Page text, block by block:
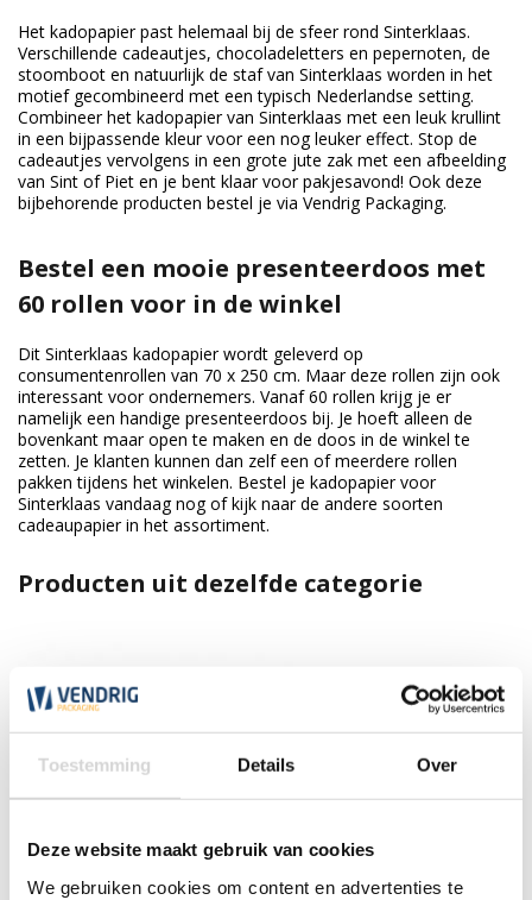
Toestemming Details Over
Deze website maakt gebruik van cookies
We gebruiken cookies om content en advertenties te
Het kadopapier past helemaal bij de sfeer rond Sinterklaas.
Verschillende cadeautjes, chocoladeletters en pepernoten, de
stoomboot en natuurlijk de staf van Sinterklaas worden in het
motief gecombineerd met een typisch Nederlandse setting.
Combineer het kadopapier van Sinterklaas met een leuk krullint
in een bijpassende kleur voor een nog leuker effect. Stop de
cadeautjes vervolgens in een grote jute zak met een afbeelding
van Sint of Piet en je bent klaar voor pakjesavond! Ook deze
bijbehorende producten bestel je via Vendrig Packaging.
Bestel een mooie presenteerdoos met
60 rollen voor in de winkel
Dit Sinterklaas kadopapier wordt geleverd op
consumentenrollen van 70 x 250 cm. Maar deze rollen zijn ook
interessant voor ondernemers. Vanaf 60 rollen krijg je er
namelijk een handige presenteerdoos bij. Je hoeft alleen de
bovenkant maar open te maken en de doos in de winkel te
zetten. Je klanten kunnen dan zelf een of meerdere rollen
pakken tijdens het winkelen. Bestel je kadopapier voor
Sinterklaas vandaag nog of kijk naar de andere soorten
cadeaupapier in het assortiment.
Producten uit dezelfde categorie